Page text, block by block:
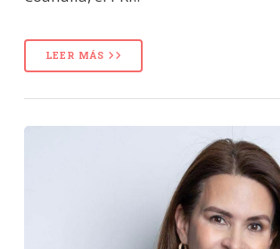
LEER MÁS